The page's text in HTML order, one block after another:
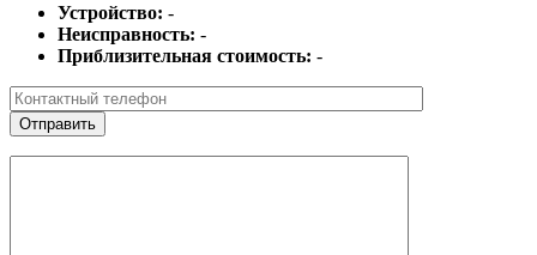
Устройство: -
Неисправность: -
Приблизительная стоимость: -